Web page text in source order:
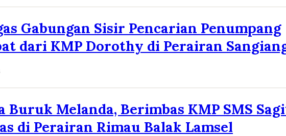
Gabungan Sisir Pencarian Penumpang
dari KMP Dorothy di Perairan
Buruk Melanda, Berimbas KMP SMS
di Perairan Rimau Balak Lamsel